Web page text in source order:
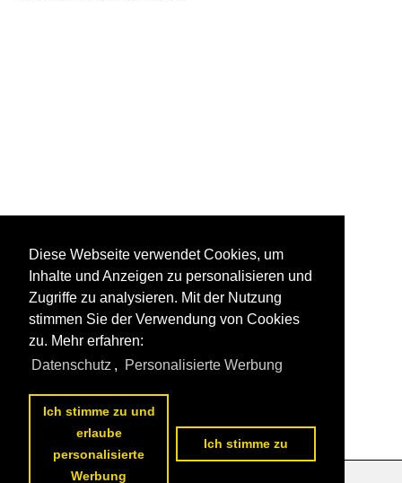
Diese Webseite verwendet Cookies, um
Inhalte und Anzeigen zu personalisieren und
Zugriffe zu analysieren. Mit der Nutzung
stimmen Sie der Verwendung von Cookies
zu. Mehr erfahren:
Datenschutz , Personalisierte Werbung
Ich stimme zu und
erlaube
personalisierte
Werbung
Ich stimme zu